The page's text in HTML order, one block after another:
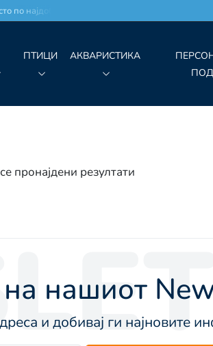
по најдобри цени!
ПТИЦИ АКВАРИСТИКА
пронајдени резултати
нашиот
и добивај ги најновите